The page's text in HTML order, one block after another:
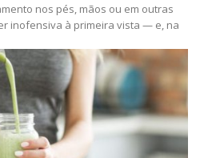
nos pés, mãos ou em outras
inofensiva à primeira vista — e, na